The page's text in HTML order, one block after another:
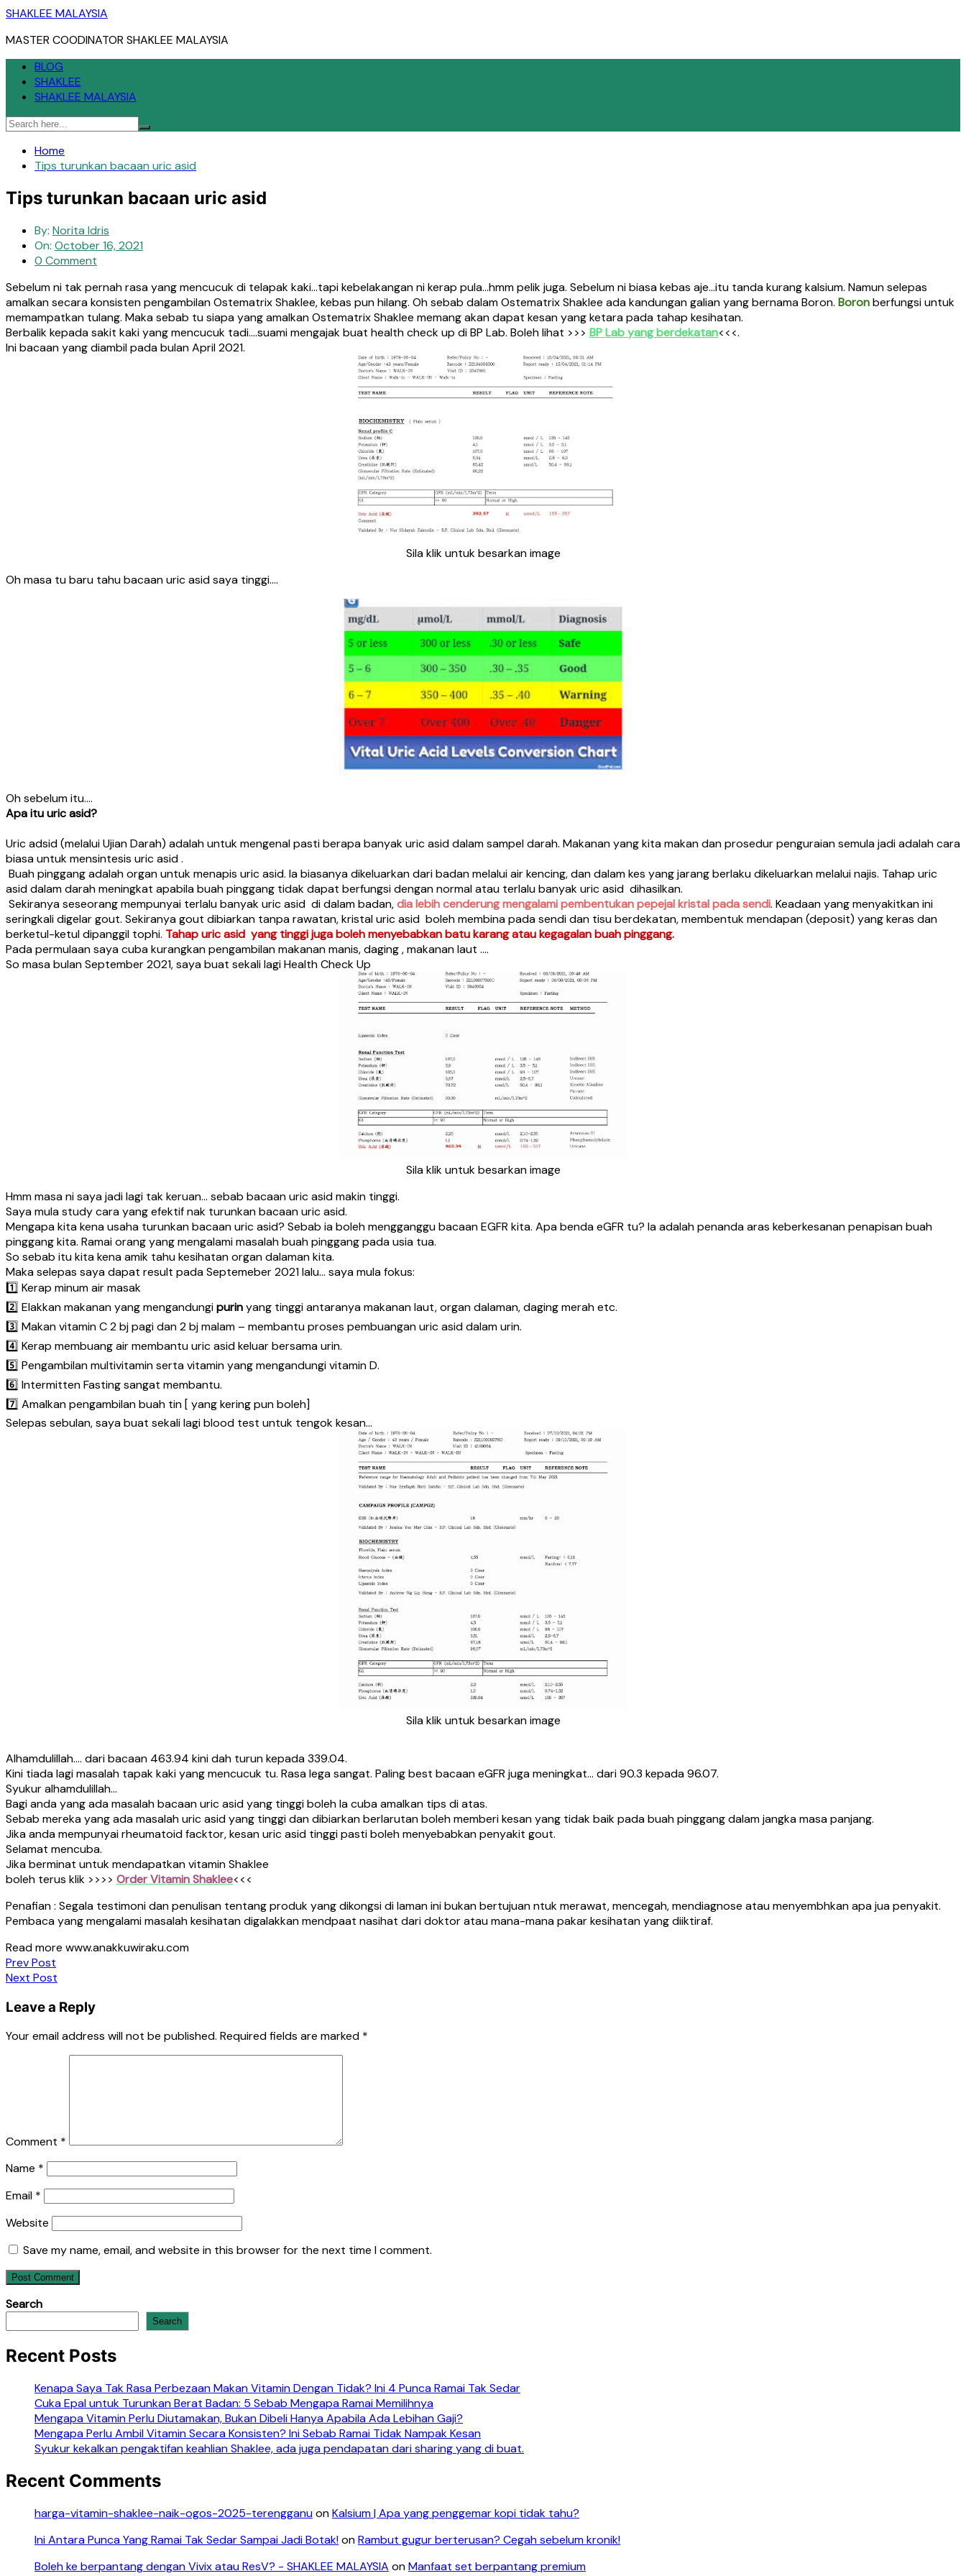
Skip
content
SHAKLEE MALAYSIA
MASTER COODINATOR SHAKLEE MALAYSIA
BLOG
SHAKLEE
SHAKLEE MALAYSIA
Home
Tips turunkan bacaan uric asid
Tips turunkan bacaan uric asid
By: Norita Idris
On: October 16, 2021
0 Comment
Sebelum ni tak pernah rasa yang mencucuk di telapak kaki…tapi kebelakangan ni kerap pula…hmm pelik juga. Sebelum ni biasa kebas aje…itu tanda kurang kalsium. Namun selepas
amalkan secara konsisten pengambilan Ostematrix Shaklee, kebas pun hilang. Oh sebab dalam Ostematrix Shaklee ada kandungan galian yang bernama Boron. Boronberfungsi untuk
memampatkan tulang. Maka sebab tu siapa yang amalkan Ostematrix Shaklee memang akan dapat kesan yang ketara pada tahap kesihatan.
Berbalik kepada sakit kaki yang mencucuk tadi….suami mengajak buat health check up di BP Lab. Boleh lihat >>> BP Lab yang berdekatan<<<.
Ini bacaan yang diambil pada bulan April 2021.
Sila klik untuk besarkan image
Oh masa tu baru tahu bacaan uric asid saya tinggi….
Oh sebelum itu….
Apa itu uric asid?
Uric adsid (melalui Ujian Darah) adalah untuk mengenal pasti berapa banyak uric asid dalam sampel darah. Makanan yang kita makan dan prosedur penguraian semula jadi adalah cara
biasa untuk mensintesis uric asid .
Buah pinggang adalah organ untuk menapis uric asid. Ia biasanya dikeluarkan dari badan melalui air kencing, dan dalam kes yang jarang berlaku dikeluarkan melalui najis. Tahap uric
asid dalam darah meningkat apabila buah pinggang tidak dapat berfungsi dengan normal atau terlalu banyak uric asid dihasilkan.
Sekiranya seseorang mempunyai terlalu banyak uric asid di dalam badan,dia lebih cenderung mengalami pembentukan pepejal kristal pada sendi. Keadaan yang menyakitkan ini
seringkali digelar gout. Sekiranya gout dibiarkan tanpa rawatan, kristal uric asid boleh membina pada sendi dan tisu berdekatan, membentuk mendapan (deposit) yang keras dan
berketul-ketul dipanggil tophi. Tahap uric asid yang tinggi juga boleh menyebabkan batu karang atau kegagalan buah pinggang.
Pada permulaan saya cuba kurangkan pengambilan makanan manis, daging , makanan laut ….
So masa bulan September 2021, saya buat sekali lagi Health Check Up
Sila klik untuk besarkan image
Hmm masa ni saya jadi lagi tak keruan… sebab bacaan uric asid makin tinggi.
Saya mula study cara yang efektif nak turunkan bacaan uric asid.
Mengapa kita kena usaha turunkan bacaan uric asid? Sebab ia boleh mengganggu bacaan EGFR kita. Apa benda eGFR tu? Ia adalah penanda aras keberkesanan penapisan buah
pinggang kita. Ramai orang yang mengalami masalah buah pinggang pada usia tua.
So sebab itu kita kena amik tahu kesihatan organ dalaman kita.
Maka selepas saya dapat result pada Septemeber 2021 lalu… saya mula fokus:
1️⃣ Kerap minum air masak
2️⃣ Elakkan makanan yang mengandungipurinyang tinggi antaranya makanan laut, organ dalaman, daging merah etc.
3️⃣ Makan vitamin C 2 bj pagi dan 2 bj malam – membantu proses pembuangan uric asid dalam urin.
4️⃣ Kerap membuang air membantu uric asid keluar bersama urin.
5️⃣ Pengambilan multivitamin serta vitamin yang mengandungi vitamin D.
6️⃣ Intermitten Fasting sangat membantu.
7️⃣ Amalkan pengambilan buah tin [ yang kering pun boleh]
Selepas sebulan, saya buat sekali lagi blood test untuk tengok kesan…
Sila klik untuk besarkan image
Alhamdulillah…. dari bacaan 463.94 kini dah turun kepada 339.04.
Kini tiada lagi masalah tapak kaki yang mencucuk tu. Rasa lega sangat. Paling best bacaan eGFR juga meningkat… dari 90.3 kepada 96.07.
Syukur alhamdulillah…
Bagi anda yang ada masalah bacaan uric asid yang tinggi boleh la cuba amalkan tips di atas.
Sebab mereka yang ada masalah uric asid yang tinggi dan dibiarkan berlarutan boleh memberi kesan yang tidak baik pada buah pinggang dalam jangka masa panjang.
Jika anda mempunyai rheumatoid facktor, kesan uric asid tinggi pasti boleh menyebabkan penyakit gout.
Selamat mencuba.
Jika berminat untuk mendapatkan vitamin Shaklee
boleh terus klik >>>> Order Vitamin Shaklee<<<
Penafian : Segala testimoni dan penulisan tentang produk yang dikongsi di laman ini bukan bertujuan ntuk merawat, mencegah, mendiagnose atau menyembhkan apa jua penyakit.
Pembaca yang mengalami masalah kesihatan digalakkan mendpaat nasihat dari doktor atau mana-mana pakar kesihatan yang diiktiraf.
Read more www.anakkuwiraku.com
Post
navigation
Prev Post
Next Post
Leave a Reply
Your email address will not be published. Required fields are marked *
Comment *
Name *
Email *
Website
Save my name, email, and website in this browser for the next time I comment.
Search
Search
Recent Posts
Kenapa Saya Tak Rasa Perbezaan Makan Vitamin Dengan Tidak? Ini 4 Punca Ramai Tak Sedar
Cuka Epal untuk Turunkan Berat Badan: 5 Sebab Mengapa Ramai Memilihnya
Mengapa Vitamin Perlu Diutamakan, Bukan Dibeli Hanya Apabila Ada Lebihan Gaji?
Mengapa Perlu Ambil Vitamin Secara Konsisten? Ini Sebab Ramai Tidak Nampak Kesan
Syukur kekalkan pengaktifan keahlian Shaklee, ada juga pendapatan dari sharing yang di buat.
Recent Comments
harga-vitamin-shaklee-naik-ogos-2025-terengganuonKalsium | Apa yang penggemar kopi tidak tahu?
Ini Antara Punca Yang Ramai Tak Sedar Sampai Jadi Botak!onRambut gugur berterusan? Cegah sebelum kronik!
Boleh ke berpantang dengan Vivix atau ResV? - SHAKLEE MALAYSIA onManfaat set berpantang premium